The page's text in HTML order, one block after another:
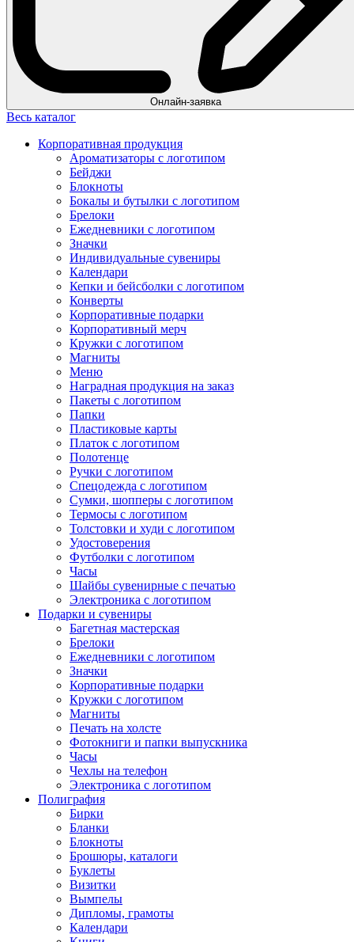
Онлайн-заявка
Весь каталог
Корпоративная продукция
Ароматизаторы с логотипом
Бейджи
Блокноты
Бокалы и бутылки с логотипом
Брелоки
Ежедневники с логотипом
Значки
Индивидуальные сувениры
Календари
Кепки и бейсболки с логотипом
Конверты
Корпоративные подарки
Корпоративный мерч
Кружки с логотипом
Магниты
Меню
Наградная продукция на заказ
Пакеты с логотипом
Папки
Пластиковые карты
Платок с логотипом
Полотенце
Ручки с логотипом
Спецодежда с логотипом
Сумки, шопперы с логотипом
Термосы с логотипом
Толстовки и худи с логотипом
Удостоверения
Футболки с логотипом
Часы
Шайбы сувенирные с печатью
Электроника с логотипом
Подарки и сувениры
Багетная мастерская
Брелоки
Ежедневники с логотипом
Значки
Корпоративные подарки
Кружки с логотипом
Магниты
Печать на холсте
Фотокниги и папки выпускника
Часы
Чехлы на телефон
Электроника с логотипом
Полиграфия
Бирки
Бланки
Блокноты
Брошюры, каталоги
Буклеты
Визитки
Вымпелы
Дипломы, грамоты
Календари